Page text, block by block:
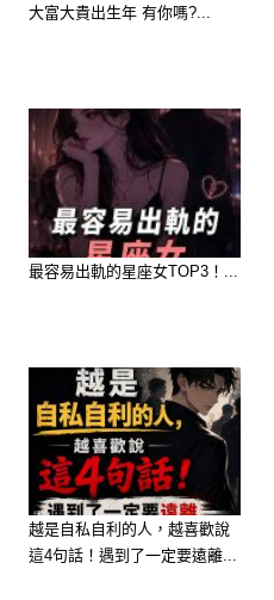
大富大貴出生年 有你嗎?...
最容易出軌的星座女TOP3！...
越是自私自利的人，越喜歡說
這4句話！遇到了一定要遠離...